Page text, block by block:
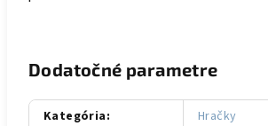
Dodatočné parametre
Kategória:
Hračky